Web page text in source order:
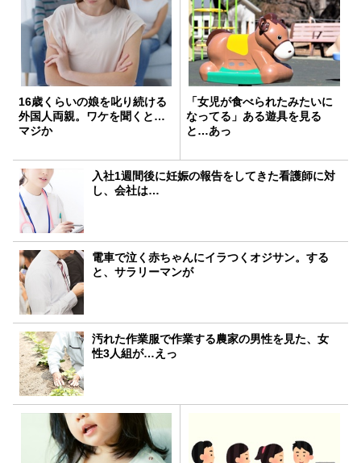
16歳くらいの娘を叱り続ける
外国人両親。ワケを聞くと…
マジか
「女児が食べられたみたいに
なってる」ある遊具を見る
と…あっ
入社1週間後に妊娠の報告をしてきた看護師に対
し、会社は…
電車で泣く赤ちゃんにイラつくオジサン。する
と、サラリーマンが
汚れた作業服で作業する農家の男性を見た、女
性3人組が…えっ